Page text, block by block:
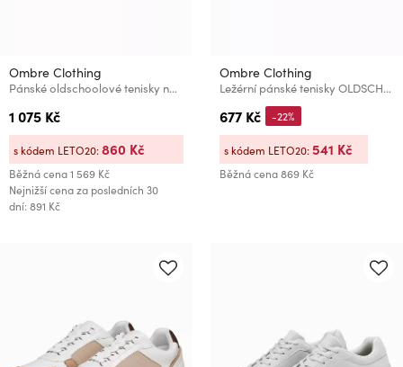
Ombre Clothing
Pánské oldschoolové tenisky na hrubé podrážce černé Ombre Clothing
1 075 Kč
Běžná cena1 569 Kč
Nejnižší cena za posledních 30
dní: 891 Kč
s kódem LETO20:860 Kč
Ombre Clothing
Ležérní pánské tenisky OLDSCHOOL boty - černá V2 OM-FOCS-0104 Ombre Clothing
677 Kč
Běžná cena869 Kč
-22%
s kódem LETO20:541 Kč